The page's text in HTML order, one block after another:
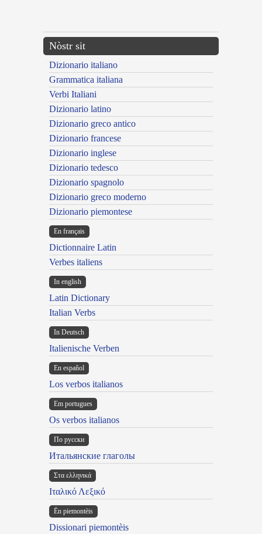
Nòstr sit
Dizionario italiano
Grammatica italiana
Verbi Italiani
Dizionario latino
Dizionario greco antico
Dizionario francese
Dizionario inglese
Dizionario tedesco
Dizionario spagnolo
Dizionario greco moderno
Dizionario piemontese
En français
Dictionnaire Latin
Verbes italiens
In english
Latin Dictionary
Italian Verbs
In Deutsch
Italienische Verben
En español
Los verbos italianos
Em portugues
Os verbos italianos
По русски
Итальянские глаголы
Στα ελληνικά
Ιταλικό Λεξικό
Ën piemontèis
Dissionari piemontèis